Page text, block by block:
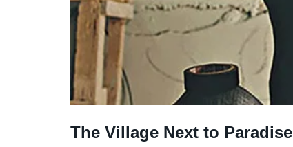
The Village Next to Paradise